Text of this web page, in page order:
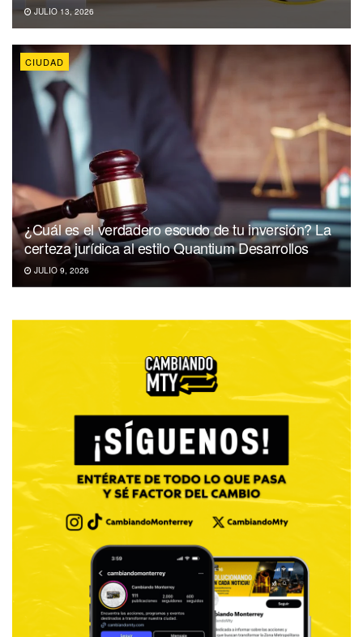
JULIO 13, 2026
CIUDAD
¿Cuál es el verdadero escudo de tu inversión? La
certeza jurídica al estilo Quantium Desarrollos
JULIO 9, 2026